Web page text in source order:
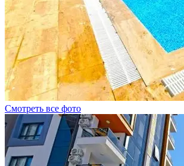
Смотреть все фото